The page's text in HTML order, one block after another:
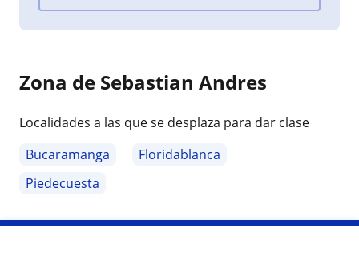
Zona de Sebastian Andres
Localidades a las que se desplaza para dar clase
Bucaramanga
Floridablanca
Piedecuesta